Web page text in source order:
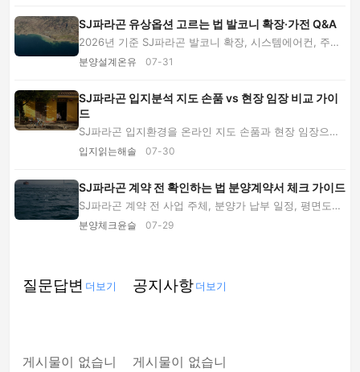
SJ파라곤 유상옵션 고르는 법 발코니 확장·가전 Q&A
2026년 기준 SJ파라곤 발코니 확장, 시스템에어컨, 주방·
수납 유상옵션을 전문가 Q&A로 비교합니다. 총...
분양설계온유 07-31
SJ파라곤 입지분석 지도 손품 vs 현장 임장 비교 가이
드
SJ파라곤 입지환경을 온라인 지도 손품과 현장 임장으로
나눠 비교합니다. 교통·교육·생활 인프라 검증...
입지읽는해솔 07-30
SJ파라곤 계약 전 확인하는 법 분양계약서 체크 가이드
SJ파라곤 계약 전 사업 주체, 분양가 납부 일정, 평면도와
옵션, 입지환경, 계약 해제 조항을 단계별로 ...
분양체크윤슬 07-29
질문답변
게시물이 없습니
더보기 공지사항
게시물이 없습니
더보기